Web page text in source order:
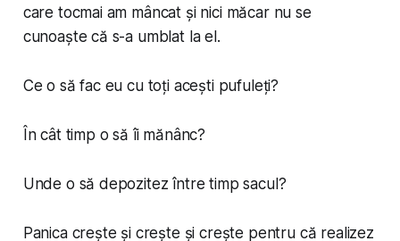
care tocmai am mâncat și nici măcar nu se
cunoaște că s-a umblat la el.
Ce o să fac eu cu toți acești pufuleți?
În cât timp o să îi mănânc?
Unde o să depozitez între timp sacul?
Panica crește și crește și crește pentru că realizez